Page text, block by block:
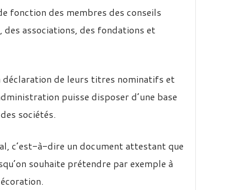
fonction des membres des conseils
associations, des fondations et
déclaration de leurs titres nominatifs et
puisse disposer d’une base
sociétés.
c’est-à-dire un document attestant que
souhaite prétendre par exemple à